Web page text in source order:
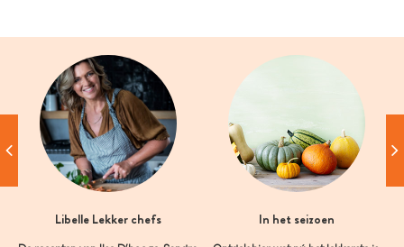
Libelle Lekker chefs In het seizoen